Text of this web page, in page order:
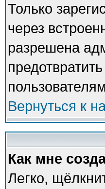
Только
через
разрешена
Вернуться к
Как мне
Легко,